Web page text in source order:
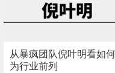
从暴疯团队倪叶明看如
为行业前列